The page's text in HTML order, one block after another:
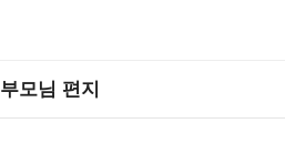
부모님 편지